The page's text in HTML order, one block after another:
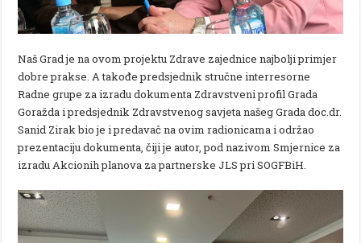
Naš Grad je na ovom projektu Zdrave zajednice najbolji primjer
dobre prakse. A takođe predsjednik stručne interresorne
Radne grupe za izradu dokumenta Zdravstveni profil Grada
Goražda i predsjednik Zdravstvenog savjeta našeg Grada doc.dr.
Sanid Zirak bio je i predavač na ovim radionicama i održao
prezentaciju dokumenta, čiji je autor, pod nazivom Smjernice za
izradu Akcionih planova za partnerske JLS pri SOGFBiH.